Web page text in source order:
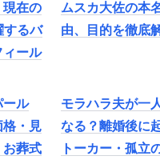
現在の
するバ
ィール
ムスカ大佐の本
由、目的を徹底
ール
格・見
お葬式
モラハラ夫が一
なる？離婚後に
トーカー・孤立